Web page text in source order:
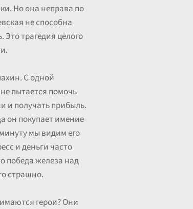
Но она неправа по
не способна
Это трагедия целого
С одной
пытается помочь
и получать прибыль.
он покупает имение
мы видим его
и деньги часто
победа железа над
страшно.
герои? Они